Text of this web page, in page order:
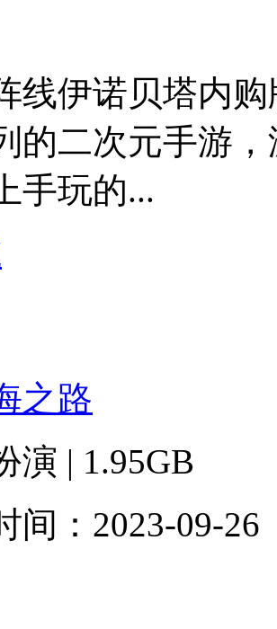
线伊诺贝塔内
的二次元手游
手玩的...
之路
演 | 1.95GB
间：2023-09-26